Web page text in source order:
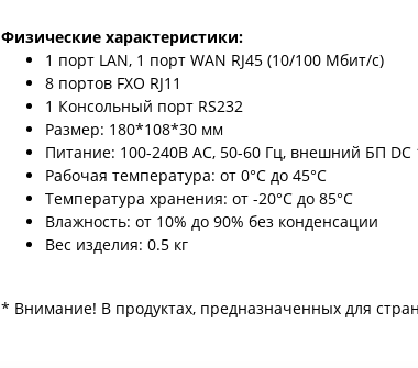
Физические характеристики:
1 порт LAN, 1 порт WAN RJ45 (10/100 Мбит/с)
8 портов FXO RJ11
1 Консольный порт RS232
Размер: 180*108*30 мм
Питание: 100-240В AC, 50-60 Гц, внешний БП DC
Рабочая температура: от 0°C до 45°C
Температура хранения: от -20°C до 85°C
Влажность: от 10% до 90% без конденсации
Вес изделия: 0.5 кг
* Внимание! В продуктах, предназначенных для